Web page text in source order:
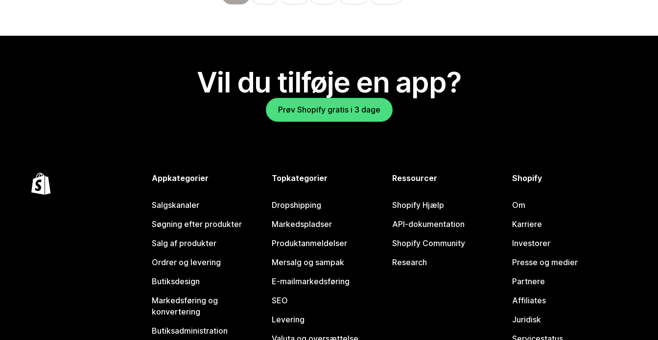
Vil du tilføje en app?
Prøv Shopify gratis i 3 dage
Appkategorier
Salgskanaler
Søgning efter produkter
Salg af produkter
Ordrer og levering
Butiksdesign
Markedsføring og
konvertering
Butiksadministration
Topkategorier
Dropshipping
Markedspladser
Produktanmeldelser
Mersalg og sampak
E-mailmarkedsføring
SEO
Levering
Ressourcer
Shopify Hjælp
API-dokumentation
Shopify Community
Research
Shopify
Om
Karriere
Investorer
Presse og medier
Partnere
Affiliates
Juridisk